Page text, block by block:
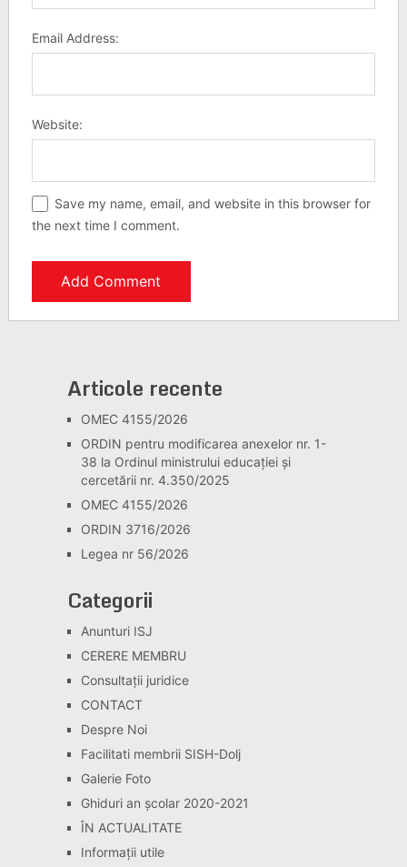
Email Address:
Website:
Save my name, email, and website in this browser for
the next time I comment.
Articole recente
OMEC 4155/2026
ORDIN pentru modificarea anexelor nr. 1-
38 la Ordinul ministrului educației și
cercetării nr. 4.350/2025
OMEC 4155/2026
ORDIN 3716/2026
Legea nr 56/2026
Categorii
Anunturi ISJ
CERERE MEMBRU
Consultaţii juridice
CONTACT
Despre Noi
Facilitati membrii SISH-Dolj
Galerie Foto
Ghiduri an școlar 2020-2021
ÎN ACTUALITATE
Informaţii utile